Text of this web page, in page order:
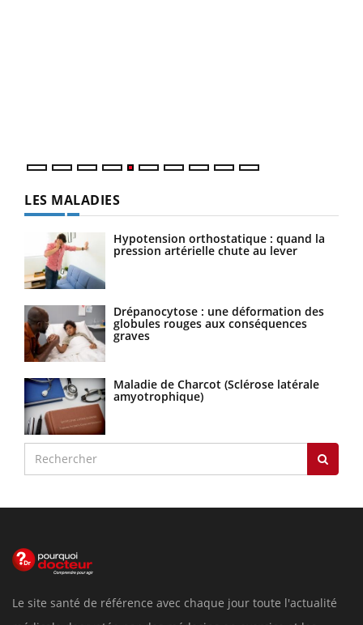
LES MALADIES
Hypotension orthostatique : quand la
pression artérielle chute au lever
Drépanocytose : une déformation des
globules rouges aux conséquences
graves
Maladie de Charcot (Sclérose latérale
amyotrophique)
Le site santé de référence avec chaque jour toute l'actualité